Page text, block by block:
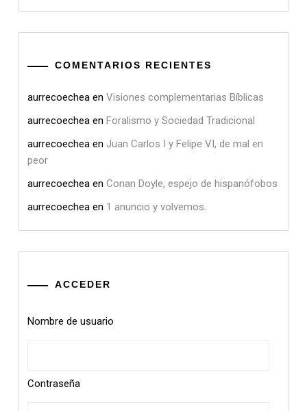
COMENTARIOS RECIENTES
aurrecoechea en Visiones complementarias Bíblicas
aurrecoechea en Foralismo y Sociedad Tradicional
aurrecoechea en Juan Carlos I y Felipe VI, de mal en
peor
aurrecoechea en Conan Doyle, espejo de hispanófobos
aurrecoechea en 1 anuncio y volvemos.
ACCEDER
Nombre de usuario
Contraseña